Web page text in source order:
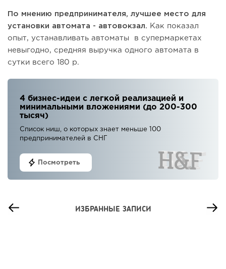
По мнению предпринимателя, лучшее место для
установки автомата - автовокзал. Как показал
опыт, устанавливать автоматы в супермаркетах
невыгодно, средняя выручка одного автомата в
сутки всего 180 р.
4 бизнес-идеи с легкой реализацией и
минимальными вложениями (до 200-300
тысяч)
Список ниш, о которых знает меньше 100
предпринимателей в СНГ
Посмотреть
ИЗБРАННЫЕ ЗАПИСИ